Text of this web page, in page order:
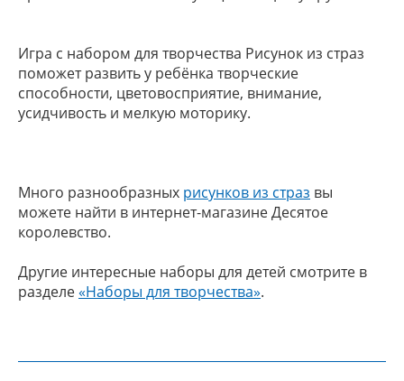
Игра с набором для творчества Рисунок из страз
поможет развить у ребёнка творческие
способности, цветовосприятие, внимание,
усидчивость и мелкую моторику.
Много разнообразных рисунков из страз вы
можете найти в интернет-магазине Десятое
королевство.
Другие интересные наборы для детей смотрите в
разделе«Наборы для творчества».